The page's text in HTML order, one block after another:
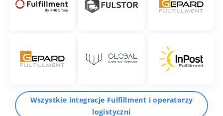
Wszystkie integracje Fulfillment i operatorzy
logistyczni